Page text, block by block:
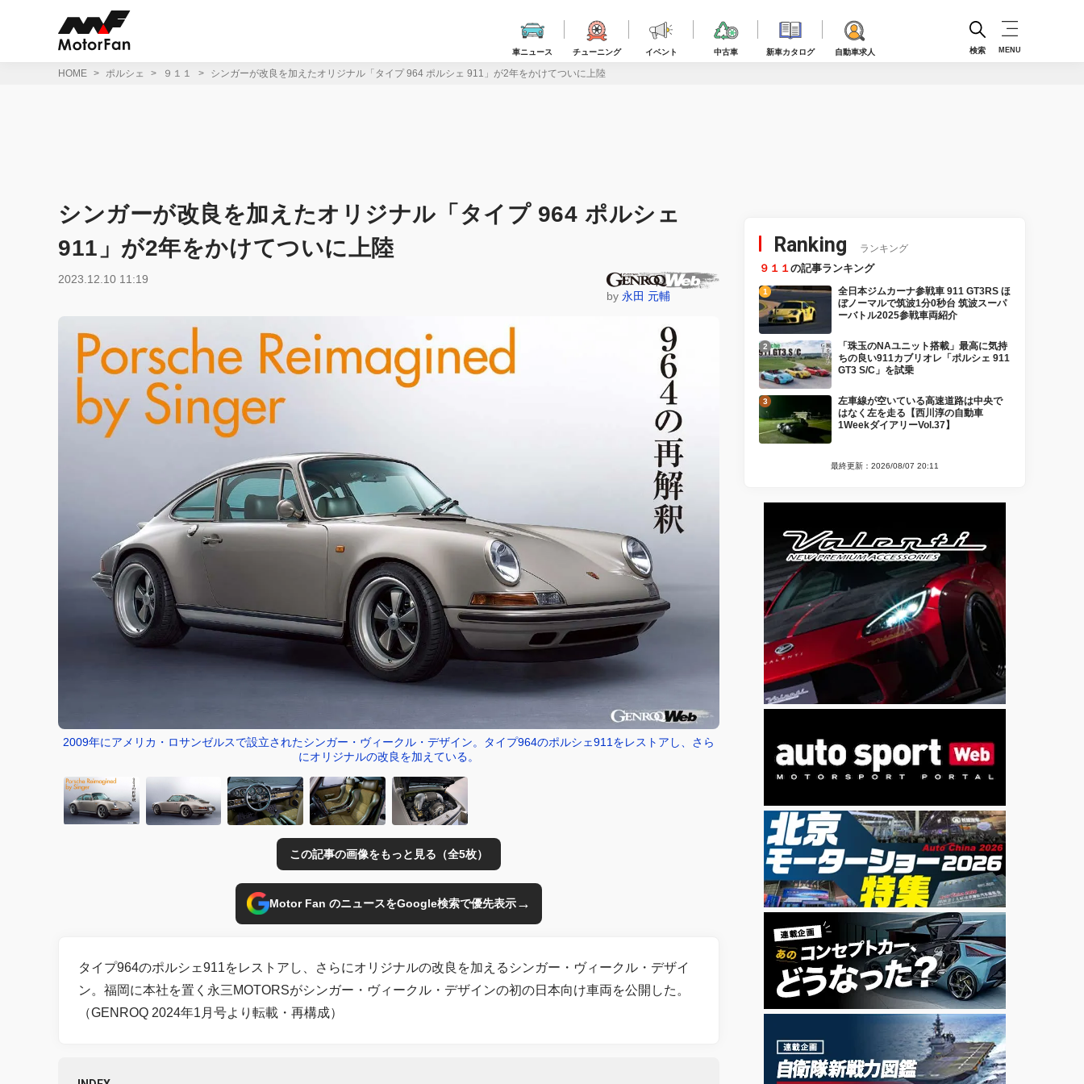
車ニュース チューニング イベント 中古車 新車カタログ 自動車求人 検索 MENU
HOME ポルシェ ９１１ シンガーが改良を加えたオリジナル「タイプ 964 ポルシェ 911」が2年をかけてついに上陸
シンガーが改良を加えたオリジナル「タイプ 964 ポルシェ
911」が2年をかけてついに上陸
2023.12.10 11:19
by 永田 元輔
2009年にアメリカ・ロサンゼルスで設立されたシンガー・ヴィークル・デザイン。タイプ964のポルシェ911をレストアし、さら
にオリジナルの改良を加えている。
この記事の画像をもっと見る（全5枚）
Motor Fan のニュースをGoogle検索で優先表示→
タイプ964のポルシェ911をレストアし、さらにオリジナルの改良を加えるシンガー・ヴィークル・デザイ
ン。福岡に本社を置く永三MOTORSがシンガー・ヴィークル・デザインの初の日本向け車両を公開した。
（GENROQ 2024年1月号より転載・再構成）
Ranking ランキング
９１１の記事ランキング
全日本ジムカーナ参戦車 911 GT3RS ほ
ぼノーマルで筑波1分0秒台 筑波スーパ
ーバトル2025参戦車両紹介
「珠玉のNAユニット搭載」最高に気持
ちの良い911カブリオレ「ポルシェ 911
GT3 S/C」を試乗
左車線が空いている高速道路は中央で
はなく左を走る【西川淳の自動車
1WeekダイアリーVol.37】
最終更新：2026/08/07 20:11